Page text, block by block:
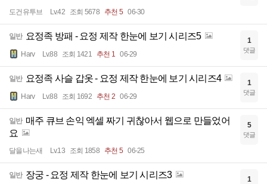
도건유투브 Lv.42 조회 5678 추천 5 06-30
일반 요정족 방패 - 요정 제작 한눈에 보기 시리즈5
Harv Lv.88 조회 1421 추천 1 06-29
1
댓글
일반 요정족 사슬 갑옷 - 요정 제작 한눈에 보기 시리즈4
Harv Lv.88 조회 1692 추천 2 06-29
1
댓글
일반 매주 큐브 손익 엑셀 짜기 귀찮아서 웹으로 만들었어
요
달을나는새 Lv.13 조회 1858 추천 5 06-25
5
댓글
일반 장궁 - 요정 제작 한눈에 보기 시리즈3 1